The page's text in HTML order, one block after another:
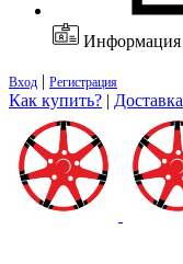
Информация
Вход | Регистрация
Как купить? | Доставка